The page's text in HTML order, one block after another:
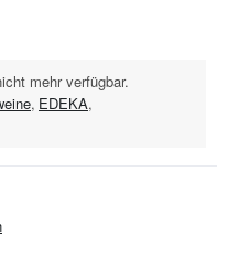
mehr verfügbar.
, EDEKA,